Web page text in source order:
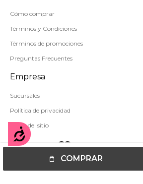
Accesibilidad
COMPRAR
Cómo comprar
Términos y Condiciones
Términos de promociones
Preguntas Frecuentes
Empresa
Sucursales
Política de privacidad
Mapa del sitio